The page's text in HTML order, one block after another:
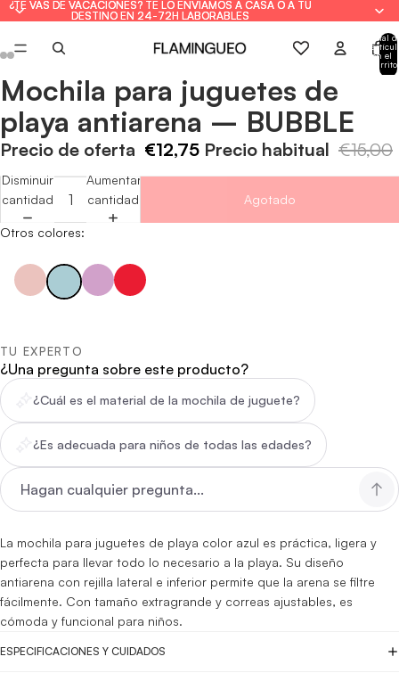
¿TE VAS DE VACACIONES? TE LO ENVIAMOS A CASA O A TU
DESTINO EN 24-72H LABORABLES
¿TE VAS DE VACACIONES? TE LO ENVIAMOS A CASA O A TU
DESTINO EN 24-72H LABORABLES
Total
en el
carrito:
Abrir
imagen
a
pantalla
Abrir
imagen
a
pantalla
Abrir
imagen
a
pantalla
Abrir
imagen
a
pantalla
Abrir
imagen
a
pantalla
Abrir
imagen
a
pantalla
Mochila para juguetes de
playa antiarena – BUBBLE
Precio de oferta €12,75 Precio habitual €15,00
Disminuir
cantidad
Aumentar
cantidad
Agotado
Otros colores:
TU EXPERTO
¿Una pregunta sobre este producto?
¿Cuál es el material de la mochila de juguete?
¿Es adecuada para niños de todas las edades?
La mochila para juguetes de playa color azul es práctica, ligera y
perfecta para llevar todo lo necesario a la playa. Su diseño
antiarena con rejilla lateral e inferior permite que la arena se filtre
fácilmente. Con tamaño extragrande y correas ajustables, es
cómoda y funcional para niños.
ESPECIFICACIONES Y CUIDADOS